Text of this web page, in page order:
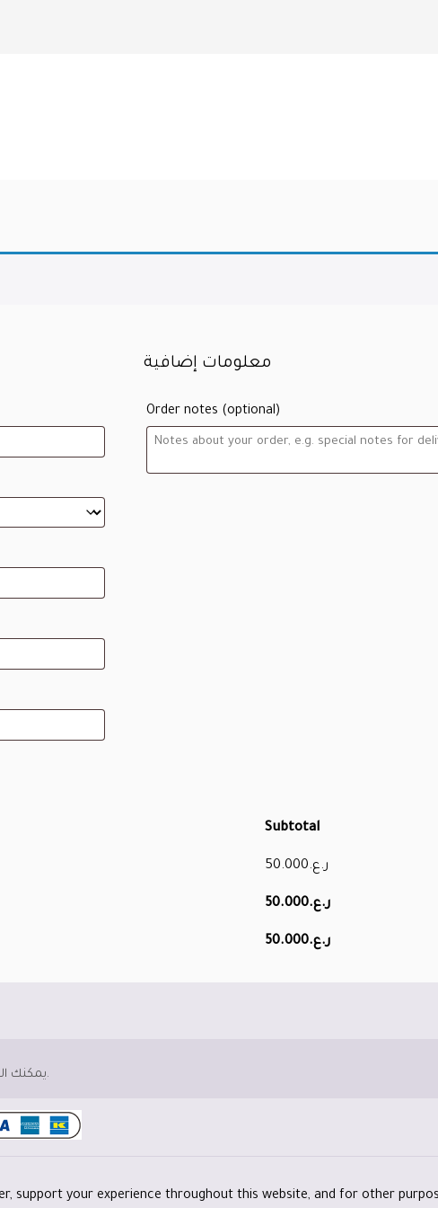
معلومات إضافية
Order notes (optional)
Subtotal
ر.ع.50.000
ر.ع.50.000
ر.ع.50.000
يمكنك الدفع بأمان باستخدام بطاقة الخصم أو الائتمان الخاصة بك.
support your experience throughout this website, and for other